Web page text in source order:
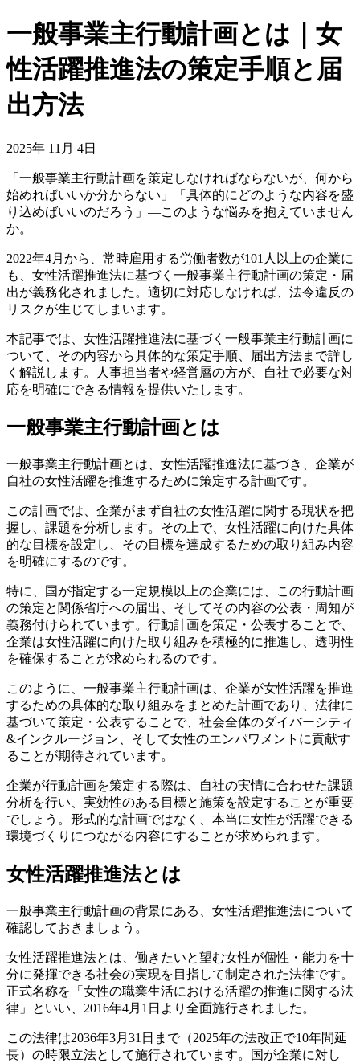
一般事業主行動計画とは｜女
性活躍推進法の策定手順と届
出方法
2025年 11月 4日
「一般事業主行動計画を策定しなければならないが、何から
始めればいいか分からない」「具体的にどのような内容を盛
り込めばいいのだろう」―このような悩みを抱えていません
か。
2022年4月から、常時雇用する労働者数が101人以上の企業に
も、女性活躍推進法に基づく一般事業主行動計画の策定・届
出が義務化されました。適切に対応しなければ、法令違反の
リスクが生じてしまいます。
本記事では、女性活躍推進法に基づく一般事業主行動計画に
ついて、その内容から具体的な策定手順、届出方法まで詳し
く解説します。人事担当者や経営層の方が、自社で必要な対
応を明確にできる情報を提供いたします。
一般事業主行動計画とは
一般事業主行動計画とは、女性活躍推進法に基づき、企業が
自社の女性活躍を推進するために策定する計画です。
この計画では、企業がまず自社の女性活躍に関する現状を把
握し、課題を分析します。その上で、女性活躍に向けた具体
的な目標を設定し、その目標を達成するための取り組み内容
を明確にするのです。
特に、国が指定する一定規模以上の企業には、この行動計画
の策定と関係省庁への届出、そしてその内容の公表・周知が
義務付けられています。行動計画を策定・公表することで、
企業は女性活躍に向けた取り組みを積極的に推進し、透明性
を確保することが求められるのです。
このように、一般事業主行動計画は、企業が女性活躍を推進
するための具体的な取り組みをまとめた計画であり、法律に
基づいて策定・公表することで、社会全体のダイバーシティ
&インクルージョン、そして女性のエンパワメントに貢献す
ることが期待されています。
企業が行動計画を策定する際は、自社の実情に合わせた課題
分析を行い、実効性のある目標と施策を設定することが重要
でしょう。形式的な計画ではなく、本当に女性が活躍できる
環境づくりにつながる内容にすることが求められます。
女性活躍推進法とは
一般事業主行動計画の背景にある、女性活躍推進法について
確認しておきましょう。
女性活躍推進法とは、働きたいと望む女性が個性・能力を十
分に発揮できる社会の実現を目指して制定された法律です。
正式名称を「女性の職業生活における活躍の推進に関する法
律」といい、2016年4月1日より全面施行されました。
この法律は2036年3月31日まで（2025年の法改正で10年間延
長）の時限立法として施行されています。国が企業に対し